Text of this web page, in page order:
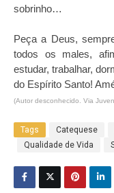
sobrinho…
Peça a Deus,
todos os males,
estudar, trabalhar,
do Espírito Santo!
(Autor desconhecido. Via
Tags Catequese
Qualidade de Vida